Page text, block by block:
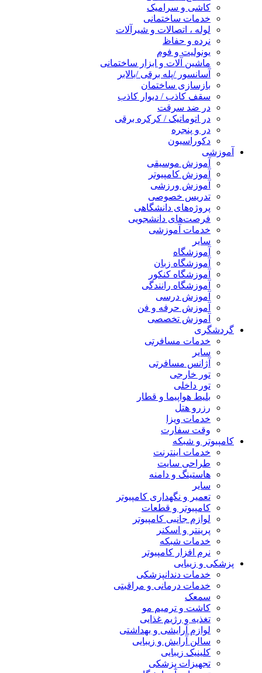
کاشی و سرامیک
خدمات ساختمانی
لوله ، اتصالات و شیرآلات
نرده و حفاظ
یونولیت و فوم
ماشین آلات و ابزار ساختمانی
آسانسور /پله برقی /بالابر
بازسازی ساختمان
سقف کاذب / دیوار کاذب
در ضد سرقت
در اتوماتیک / کرکره برقی
در و پنجره
دکوراسیون
آموزشی
آموزش موسیقی
آموزش کامپیوتر
آموزش ورزشی
تدریس خصوصی
پروژه‌های دانشگاهی
فرصت‌های دانشجویی
خدمات آموزشی
سایر
آموزشگاه
آموزشگاه زبان
آموزشگاه کنکور
آموزشگاه رانندگی
آموزش درسی
آموزش حرفه و فن
آموزش تخصصی
گردشگری
خدمات مسافرتی
سایر
آژانس مسافرتی
تور خارجی
تور داخلی
بلیط هواپیما و قطار
رزرو هتل
خدمات ویزا
وقت سفارت
کامپیوتر و شبکه
خدمات اینترنت
طراحی سایت
هاستینگ و دامنه
سایر
تعمیر و نگهداری کامپیوتر
کامپیوتر و قطعات
لوازم جانبی کامپیوتر
پرینتر و اسکنر
خدمات شبکه
نرم افزار کامپیوتر
پزشکی و زیبایی
خدمات دندانپزشکی
خدمات درمانی و مراقبتی
سمعک
کاشت و ترمیم مو
تغذیه و رژیم غذایی
لوازم آرایشی و بهداشتی
سالن آرایش و زیبایی
کلینیک زیبایی
تجهیزات پزشکی